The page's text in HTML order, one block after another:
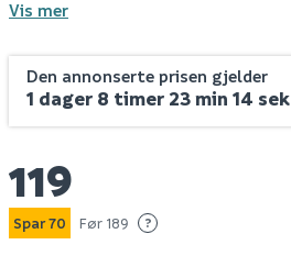
Vis mer
Den annonserte prisen gjelder
1 dager 8 timer 23 min 14 sek
119
Spar 70 Før 189 ?